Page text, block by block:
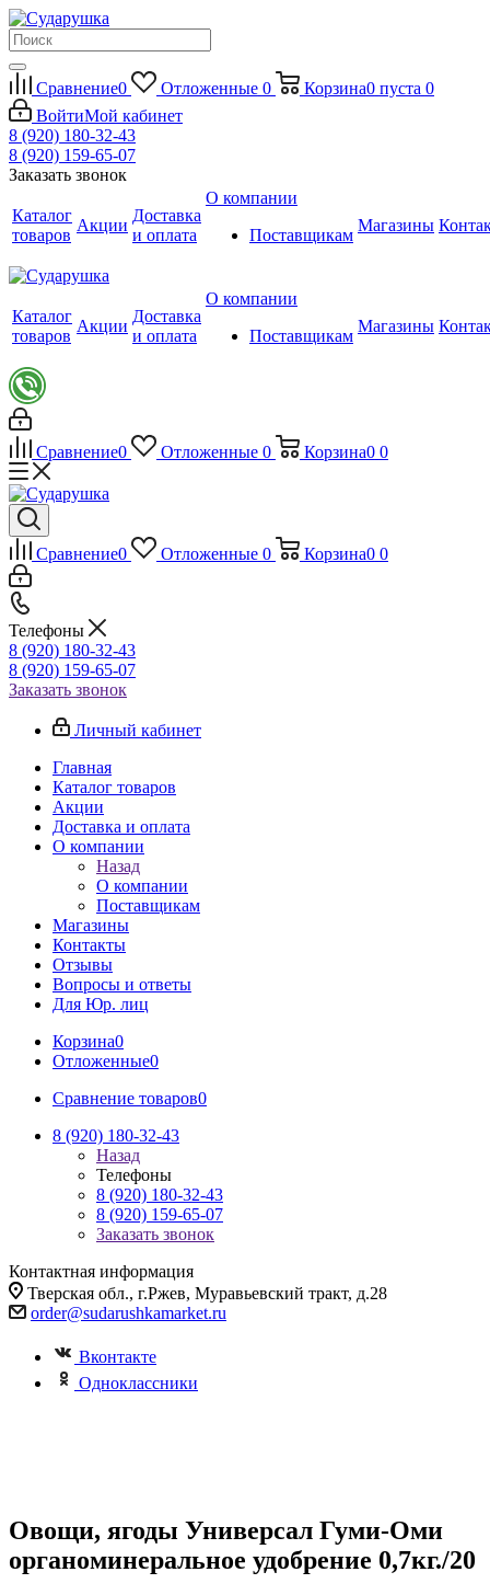
Сравнение0 Отложенные 0 Корзина0 пуста 0
ВойтиМой кабинет
8 (920) 180-32-43
8 (920) 159-65-07
Заказать звонок
Каталог
товаров
Акции
Доставка
и оплата
О компании
Поставщикам
Магазины
Каталог
товаров
Акции
Доставка
и оплата
О компании
Поставщикам
Магазины
Сравнение0 Отложенные 0 Корзина0 0
Сравнение0 Отложенные 0 Корзина0 0
Телефоны
8 (920) 180-32-43
8 (920) 159-65-07
Заказать звонок
Личный кабинет
Главная
Каталог товаров
Акции
Доставка и оплата
О компании
Назад
О компании
Поставщикам
Магазины
Контакты
Отзывы
Вопросы и ответы
Для Юр. лиц
Корзина0
Отложенные0
Сравнение товаров0
8 (920) 180-32-43
Назад
Телефоны
8 (920) 180-32-43
8 (920) 159-65-07
Заказать звонок
Контактная информация
Тверская обл., г.Ржев, Муравьевский тракт, д.28
order@sudarushkamarket.ru
Вконтакте
Одноклассники
Овощи, ягоды Универсал Гуми-Оми
органоминеральное удобрение 0,7кг./20